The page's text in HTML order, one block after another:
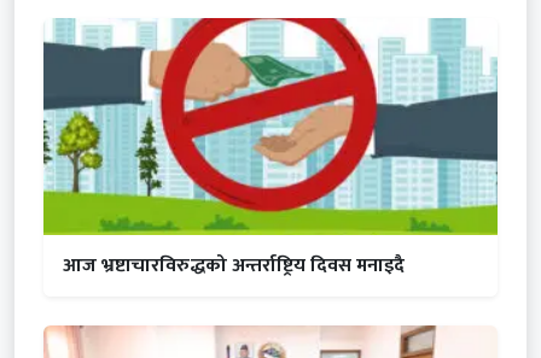
आज भ्रष्टाचारविरुद्धको अन्तर्राष्ट्रिय दिवस मनाइदै